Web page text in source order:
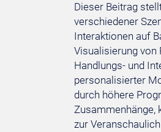
Dieser Beitrag
verschiedener
Interaktionen auf
Visualisierung von
Handlungs- und
personalisierter
durch höhere
Zusammenhänge,
zur